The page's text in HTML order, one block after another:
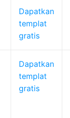
Dapatkan
templat
gratis
Dapatkan
templat
gratis